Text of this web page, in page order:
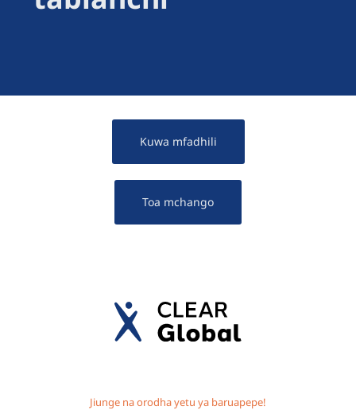
Kuwa mfadhili
Toa mchango
Jiunge na orodha yetu ya baruapepe!